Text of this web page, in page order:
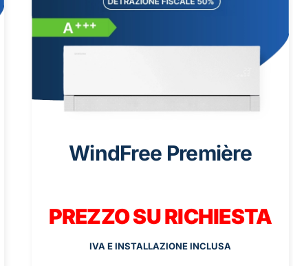
WindFree Première
PREZZO SU RICHIESTA
IVA E INSTALLAZIONE INCLUSA